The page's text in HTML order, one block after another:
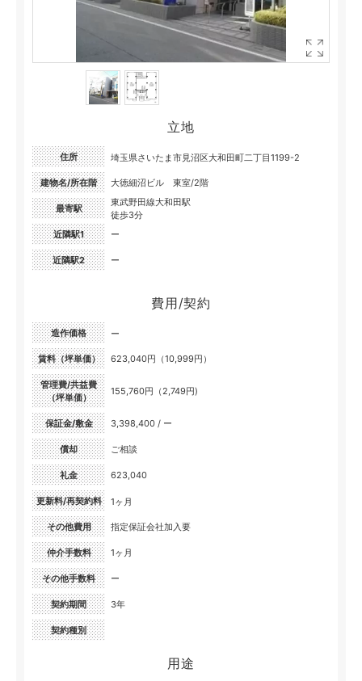
立地
住所 埼玉県さいたま市見沼区大和田町二丁目1199-2
建物名/所在階 大徳細沼ビル 東室/2階
最寄駅
東武野田線大和田駅
徒歩3分
近隣駅1
ー
近隣駅2 ー
費用/契約
造作価格 ー
賃料（坪単価） 623,040円（10,999円）
管理費/共益費
（坪単価）
155,760円（2,749円)
保証金/敷金 3,398,400 / ー
償却 ご相談
礼金 623,040
更新料/再契約料 1ヶ月
その他費用 指定保証会社加入要
仲介手数料 1ヶ月
その他手数料 ー
契約期間 3年
契約種別
用途